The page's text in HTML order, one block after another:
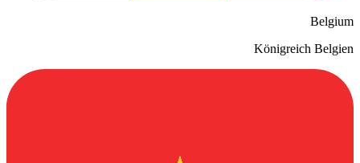
Belgium
Königreich Belgien